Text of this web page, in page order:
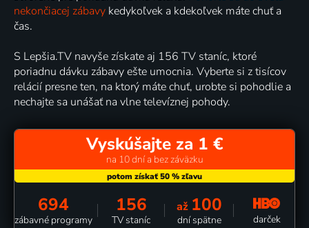
nekončiacej zábavy kedykoľvek a kdekoľvek máte chuť a
čas.
S Lepšia.TV navyše získate aj 156 TV staníc, ktoré
poriadnu dávku zábavy ešte umocnia. Vyberte si z tisícov
relácií presne ten, na ktorý máte chuť, urobte si pohodlie a
nechajte sa unášať na vlne televíznej pohody.
Vyskúšajte za 1 €
na 10 dní a bez záväzku
694
zábavné programy
156
TV staníc
až 100
dní spätne darček